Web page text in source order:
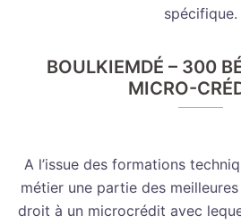
spécifique.
BOULKIEMDÉ – 300
MICRO-
A l’issue des formations
métier une partie des
droit à un microcrédit avec